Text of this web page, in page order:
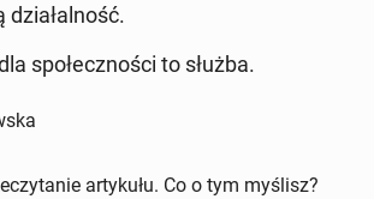
dzia­łal­ność.
spo­łecz­no­ści to służba.
artykułu. Co o tym myślisz?